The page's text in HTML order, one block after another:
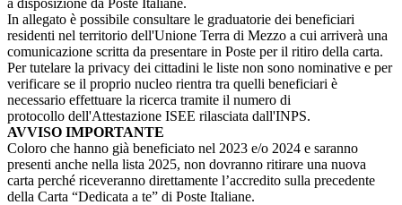
In allegato è possibile consultare le graduatorie dei beneficiari
residenti nel territorio dell'Unione Terra di Mezzo a cui arriverà una
comunicazione scritta da presentare in Poste per il ritiro della carta.
Per tutelare la privacy dei cittadini le liste non sono nominative e per
verificare se il proprio nucleo rientra tra quelli beneficiari è
necessario effettuare la ricerca tramite il numero di
protocollo dell'Attestazione ISEE rilasciata dall'INPS.
AVVISO IMPORTANTE
Coloro che hanno già beneficiato nel 2023 e/o 2024 e saranno
presenti anche nella lista 2025, non dovranno ritirare una nuova
carta perché riceveranno direttamente l’accredito sulla precedente
della Carta “Dedicata a te” di Poste Italiane.